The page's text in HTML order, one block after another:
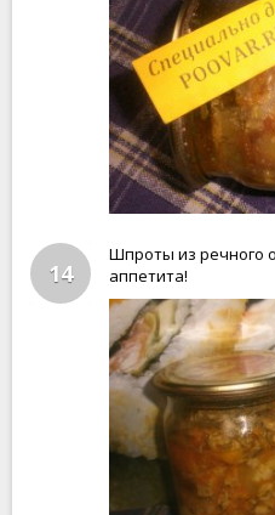
14
Шпроты из речного
аппетита!